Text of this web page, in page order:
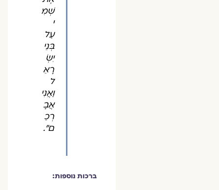
שְׁמִ
עַל
בְּנֵי
יִשְׂ
רָאֵ
ל
וַאֲנִי
אֲבָ
רְכֵ
ם".
ברכות נוספות: